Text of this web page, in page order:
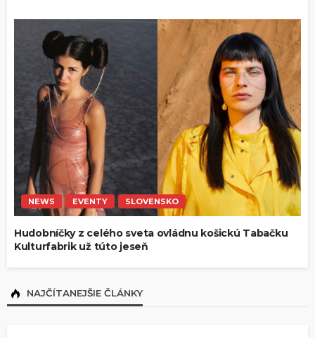
NEWS EVENTY SLOVENSKO
Hudobníčky z celého sveta ovládnu košickú Tabačku
Kulturfabrik už túto jeseň
NAJČÍTANEJŠIE ČLÁNKY